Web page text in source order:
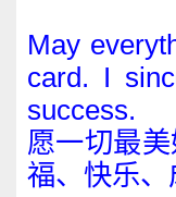
May
card. I
success.
愿一切最
福、快乐、